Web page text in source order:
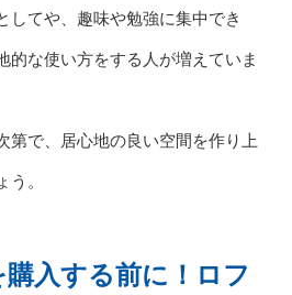
してや、趣味や勉強に集中でき
的な使い方をする人が増えていま
第で、居心地の良い空間を作り上
う。
入する前に！ロフ